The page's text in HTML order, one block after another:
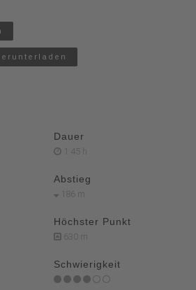
Dauer
1:45 h
Abstieg
186 m
Höchster Punkt
630 m
Schwierigkeit